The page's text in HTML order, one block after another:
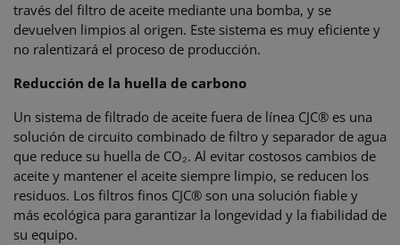
través del filtro de aceite mediante una bomba, y se
devuelven limpios al origen. Este sistema es muy eficiente y
no ralentizará el proceso de producción.
Reducción de la huella de carbono
Un sistema de filtrado de aceite fuera de línea CJC® es una
solución de circuito combinado de filtro y separador de agua
que reduce su huella de CO₂. Al evitar costosos cambios de
aceite y mantener el aceite siempre limpio, se reducen los
residuos. Los filtros finos CJC® son una solución fiable y
más ecológica para garantizar la longevidad y la fiabilidad de
su equipo.